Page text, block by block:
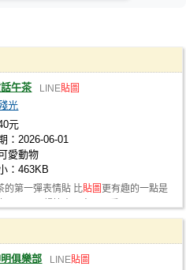
午茶 LINE貼圖
光
元
：2026-06-01
愛動物
：463KB
的第一彈表情貼 比貼圖 更有趣的一點是
俱樂部 LINE貼圖